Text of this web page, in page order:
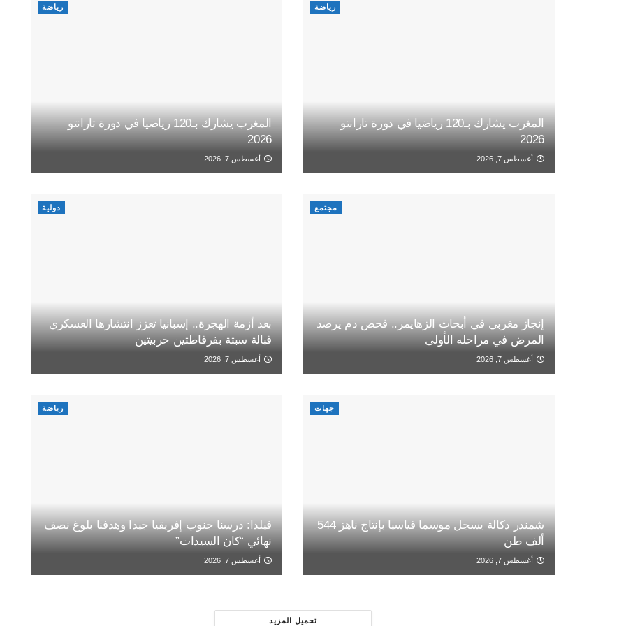
رياضة
المغرب يشارك بـ120 رياضيا في دورة تارانتو
2026
أغسطس 7, 2026
رياضة
المغرب يشارك بـ120 رياضيا في دورة تارانتو
2026
أغسطس 7, 2026
مجتمع
إنجاز مغربي في أبحاث الزهايمر.. فحص دم يرصد
المرض في مراحله الأولى
أغسطس 7, 2026
دولية
بعد أزمة الهجرة.. إسبانيا تعزز انتشارها العسكري
قبالة سبتة بفرقاطتين حربيتين
أغسطس 7, 2026
جهات
شمندر دكالة يسجل موسما قياسيا بإنتاج ناهز 544
ألف طن
أغسطس 7, 2026
رياضة
فيلدا: درسنا جنوب إفريقيا جيدا وهدفنا بلوغ نصف
نهائي “كان السيدات”
أغسطس 7, 2026
تحميل المزيد